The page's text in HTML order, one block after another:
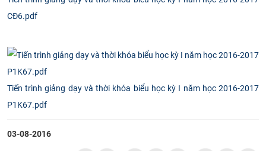
CĐ6.pdf
Tiến trình giảng dạy và thời khóa biểu học kỳ I năm học 2016-2017
P1K67.pdf
03-08-2016